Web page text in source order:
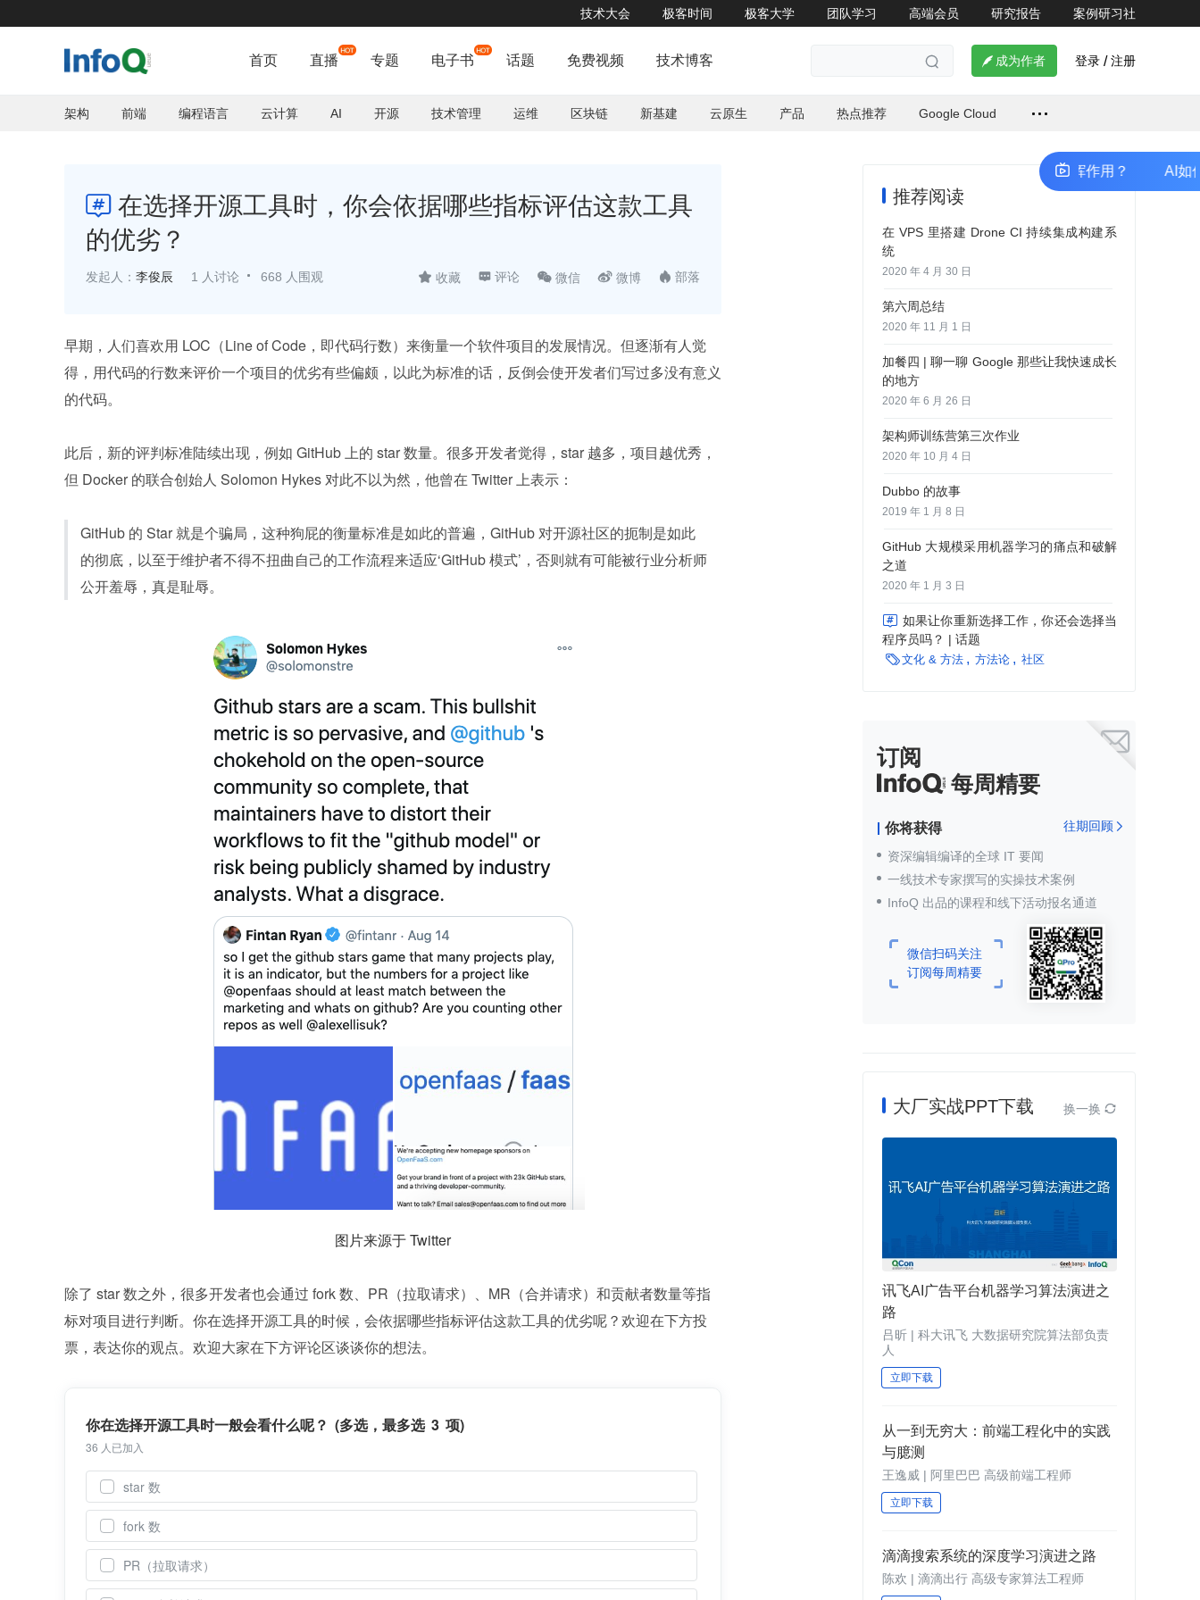
技术大会 极客时间 极客大学 团队学习 高端会员 研究报告 案例研习社
首页 直播 专题 电子书 话题 免费视频 技术博客   成为作者 登录 / 注册
架构 前端 编程语言 云计算 AI 开源 技术管理 运维 区块链 新基建 云原生 产品 热点推荐 Google Cloud
 在选择开源工具时，你会依据哪些指标评估这款工具
的优劣？
发起人： 李俊辰 1 人讨论 668 人围观  收藏  评论  微信  微博  部落
早期，人们喜欢用 LOC（Line of Code，即代码行数）来衡量一个软件项目的发展情况。但逐渐有人觉
得，用代码的行数来评价一个项目的优劣有些偏颇，以此为标准的话，反倒会使开发者们写过多没有意义
的代码。
此后，新的评判标准陆续出现，例如 GitHub 上的 star 数量。很多开发者觉得，star 越多，项目越优秀，
但 Docker 的联合创始人 Solomon Hykes 对此不以为然，他曾在 Twitter 上表示：
GitHub 的 Star 就是个骗局，这种狗屁的衡量标准是如此的普遍，GitHub 对开源社区的扼制是如此
的彻底，以至于维护者不得不扭曲自己的工作流程来适应‘GitHub 模式’，否则就有可能被行业分析师
公开羞辱，真是耻辱。
图片来源于 Twitter
除了 star 数之外，很多开发者也会通过 fork 数、PR（拉取请求）、MR（合并请求）和贡献者数量等指
标对项目进行判断。你在选择开源工具的时候，会依据哪些指标评估这款工具的优劣呢？欢迎在下方投
票，表达你的观点。欢迎大家在下方评论区谈谈你的想法。
你在选择开源工具时一般会看什么呢？ (多选，最多选 3 项)
36 人已加入
star 数
fork 数
PR（拉取请求）
推荐阅读
在 VPS 里搭建 Drone CI 持续集成构建系
统
2020 年 4 月 30 日
第六周总结
2020 年 11 月 1 日
加餐四 | 聊一聊 Google 那些让我快速成长
的地方
2020 年 6 月 26 日
架构师训练营第三次作业
2020 年 10 月 4 日
Dubbo 的故事
2019 年 1 月 8 日
GitHub 大规模采用机器学习的痛点和破解
之道
2020 年 1 月 3 日
 如果让你重新选择工作，你还会选择当
程序员吗？ | 话题
文化 & 方法 方法论 社区

订阅
每周精要
你将获得 往期回顾 
资深编辑编译的全球 IT 要闻
一线技术专家撰写的实操技术案例
InfoQ 出品的课程和线下活动报名通道
微信扫码关注
订阅每周精要
大厂实战PPT下载 换一换 
讯飞AI广告平台机器学习算法演进之
路
吕昕 | 科大讯飞 大数据研究院算法部负责
人
立即下载
从一到无穷大：前端工程化中的实践
与臆测
王逸威 | 阿里巴巴 高级前端工程师
立即下载
滴滴搜索系统的深度学习演进之路
陈欢 | 滴滴出行 高级专家算法工程师
AI如何在普惠金融的探索中发挥作用？ AI如何